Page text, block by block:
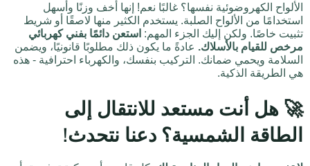
الألواح الكهروضوئية نفسها؟ غالبًا نعم! إنها أخف وزنًا وأسهل
استخدامًا من الألواح الصلبة. يستخدم الكثير منها لاصقًا أو شريط
تثبيت خاصًا. ولكن إليك الجزء المهم: استعن دائمًا بفني كهربائي
مرخص للقيام بالأسلاك. عادةً ما يكون ذلك مطلوبًا قانونيًا، ويضمن
السلامة ويحمي ضمانك. التركيب بنفسك، والكهرباء احترافية - هذه
هي الطريقة الذكية.
🚀 هل أنت مستعد للانتقال إلى
الطاقة الشمسية؟ دعنا نتحدث!